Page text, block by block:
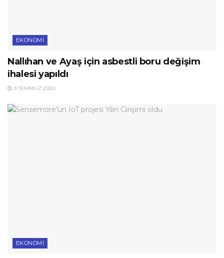
EKONOMI
Nallıhan ve Ayaş için asbestli boru değişim
ihalesi yapıldı
9 TEMMUZ 2020
EKONOMI